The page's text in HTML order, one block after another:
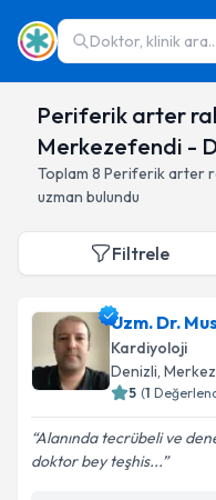
Doktor, klinik ara...
Periferik arter
Merkezefendi -
Toplam 8 Periferik arter
uzman bulundu
Filtrele
Uzm. Dr.
Kardiyoloji
Denizli,
5 (1
Alanında tecrübeli ve
doktor bey teşhis...